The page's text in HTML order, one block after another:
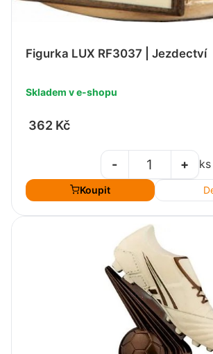
Figurka LUX RF3037 | Jezdectví
Skladem v e-shopu
362 Kč
+
- ks
Koupit